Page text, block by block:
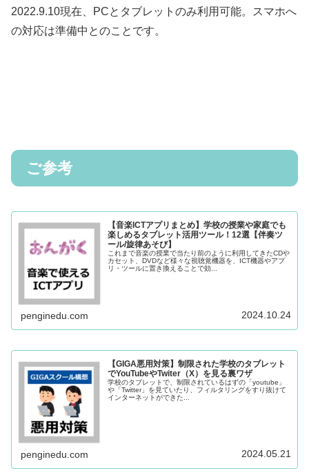
2022.9.10現在、PCとタブレットのみ利用可能。スマホへ
の対応は準備中とのことです。
ご参考
【音楽ICTアプリまとめ】学校の授業や家庭でも
楽しめるタブレット活用ツール！12選【伴奏ツ
ール/旋律あそび】
これまで音楽の授業で当たり前のように利用してきたCDや
カセット、DVDなど様々な視聴覚機器を、ICT機器やアプ
リ・ツールに置き換えることで効...
penginedu.com 2024.10.24
【GIGA悪用対策】制限された学校のタブレット
でYouTubeやTwiter（X）を見る裏ワザ
学校のタブレットで、制限されているはずの「youtube」
や「Twitter」を見ていたり、フィルタリングをすり抜けて
インターネットができた...
penginedu.com 2024.05.21